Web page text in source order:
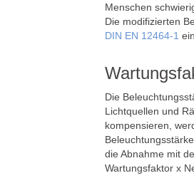
Menschen
Die modifizierten
DIN EN 12464-1
Die
Lichtquellen und
kompensieren,
die Abnahme mit
Wartungsfaktor x